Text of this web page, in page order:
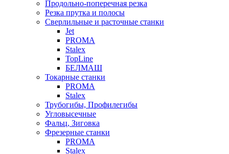
Продольно-поперечная резка
Резка прутка и полосы
Сверлильные и расточные станки
Jet
PROMA
Stalex
TopLine
БЕЛМАШ
Токарные станки
PROMA
Stalex
Трубогибы, Профилегибы
Угловысечные
Фальц, Зиговка
Фрезерные станки
PROMA
Stalex